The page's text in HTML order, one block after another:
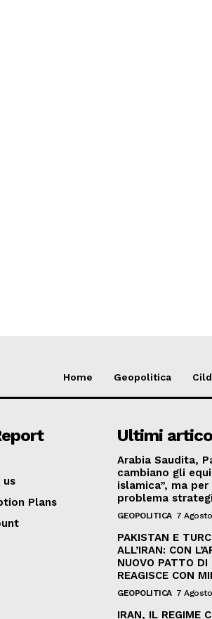
Home Geopolitica
us
Plans
Ultimi
Arabia Saudita,
cambiano gli
islamica”, ma
problema
GEOPOLITICA 7
PAKISTAN E
ALL’IRAN: CON
NUOVO PATTO DI
REAGISCE CON
GEOPOLITICA 7
IRAN, IL REGIME